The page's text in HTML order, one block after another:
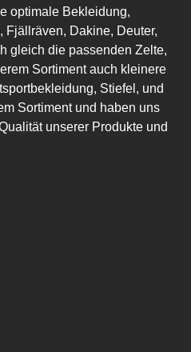
optimale Bekleidung,
Fjällräven, Dakine, Deuter,
gleich die passenden Zelte,
Sortiment auch kleinere
Stiefel, und
Sortiment und haben uns
unserer Produkte und